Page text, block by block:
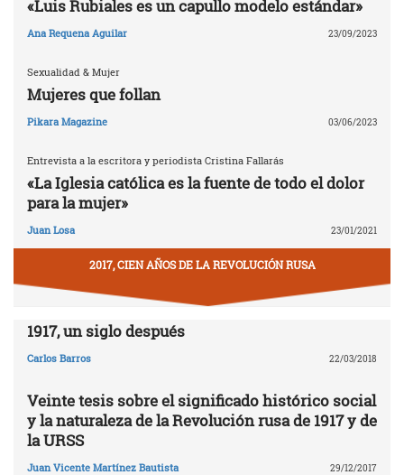
«Luis Rubiales es un capullo modelo estándar»
Ana Requena Aguilar 23/09/2023
Sexualidad & Mujer
Mujeres que follan
Pikara Magazine 03/06/2023
Entrevista a la escritora y periodista Cristina Fallarás
«La Iglesia católica es la fuente de todo el dolor
para la mujer»
Juan Losa 23/01/2021
2017, CIEN AÑOS DE LA REVOLUCIÓN RUSA
1917, un siglo después
Carlos Barros 22/03/2018
Veinte tesis sobre el significado histórico social
y la naturaleza de la Revolución rusa de 1917 y de
la URSS
Juan Vicente Martínez Bautista 29/12/2017